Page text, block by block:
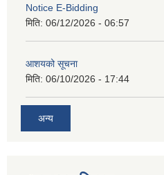
Notice E-Bidding
मिति: 06/12/2026 - 06:57
आशयको सूचना
मिति: 06/10/2026 - 17:44
अन्य